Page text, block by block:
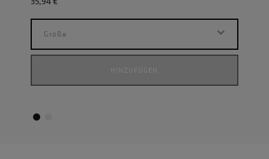
Größe
HINZUFÜGEN